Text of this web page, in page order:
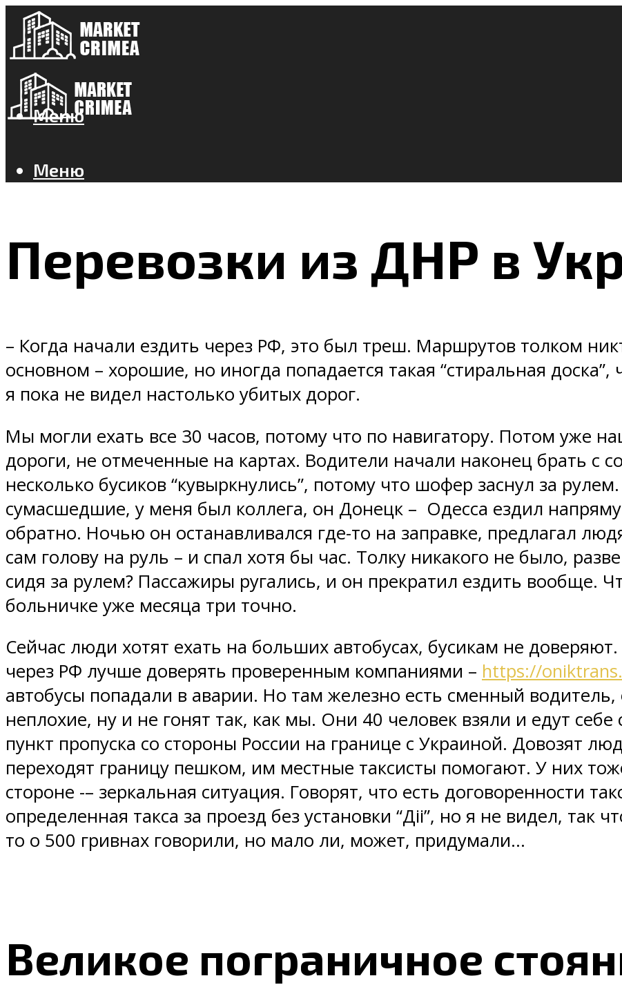
Меню
Меню
Перевозки из ДНР в
– Когда начали ездить через РФ, это был треш. Маршрутов толком
основном – хорошие, но иногда попадается такая “стиральная
я пока не видел настолько убитых дорог.
Мы могли ехать все 30 часов, потому что по навигатору. Потом уже
дороги, не отмеченные на картах. Водители начали наконец брать с
несколько бусиков “кувыркнулись”, потому что шофер заснул за
сумасшедшие, у меня был коллега, он Донецк – Одесса ездил
обратно. Ночью он останавливался где-то на заправке, предлагал
сам голову на руль – и спал хотя бы час. Толку никакого не было,
сидя за рулем? Пассажиры ругались, и он прекратил ездить вообще.
больничке уже месяца три точно.
Сейчас люди хотят ехать на больших автобусах, бусикам не
через РФ лучше доверять проверенным компаниями – https://
автобусы попадали в аварии. Но там железно есть сменный водитель,
неплохие, ну и не гонят так, как мы. Они 40 человек взяли и едут
пункт пропуска со стороны России на границе с Украиной. Довозят
переходят границу пешком, им местные таксисты помогают. У них
стороне -– зеркальная ситуация. Говорят, что есть договоренности
определенная такса за проезд без установки “Діі”, но я не видел, так
то о 500 гривнах говорили, но мало ли, может, придумали…
Великое пограничное